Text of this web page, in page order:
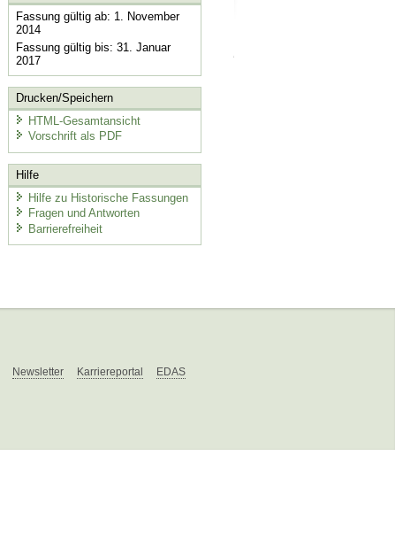
Fassung gültig ab: 1. November
2014
Fassung gültig bis: 31. Januar
2017
Drucken/Speichern
HTML-Gesamtansicht
Vorschrift als PDF
Hilfe
Hilfe zu Historische Fassungen
Fragen und Antworten
Barrierefreiheit
Newsletter Karriereportal EDAS